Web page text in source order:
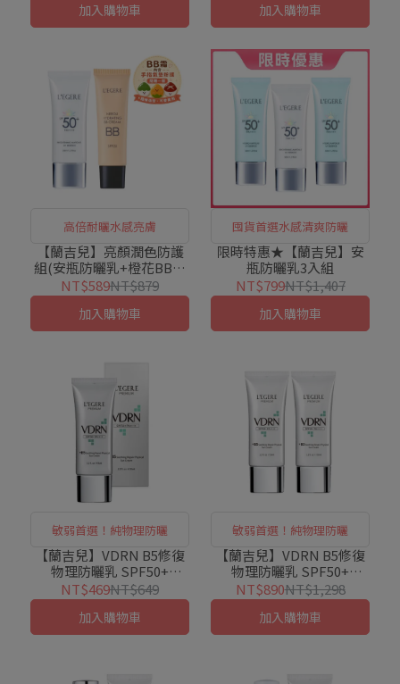
加入購物車 加入購物車
高倍耐曬水感亮膚
【蘭吉兒】亮顏潤色防護
組(安瓶防曬乳+橙花BB霜
25ml粉撲版)
NT$589NT$879
加入購物車
囤貨首選水感清爽防曬
限時特惠★【蘭吉兒】安
瓶防曬乳3入組
NT$799NT$1,407
加入購物車
敏弱首選！純物理防曬
【蘭吉兒】VDRN B5修復
物理防曬乳 SPF50+
PA++++
NT$469NT$649
加入購物車
敏弱首選！純物理防曬
【蘭吉兒】VDRN B5修復
物理防曬乳 SPF50+
PA++++x2入組
NT$890NT$1,298
加入購物車